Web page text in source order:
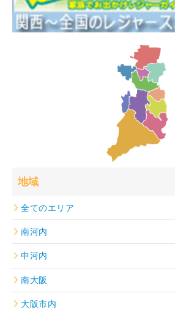
地域
全てのエリア
南河内
中河内
南大阪
大阪市内